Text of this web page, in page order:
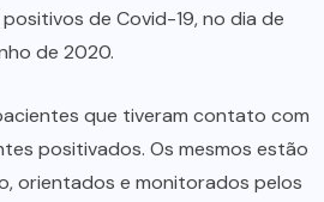
de Covid-19, no dia de
de 2020.
que tiveram contato com
positivados. Os mesmos estão
orientados e monitorados pelos